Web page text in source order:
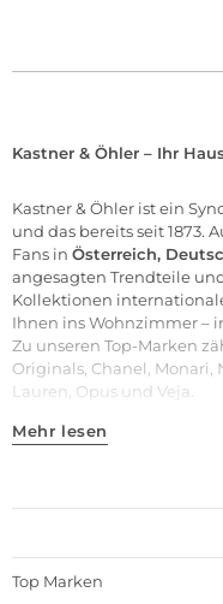
Kastner & Öhler – Ihr
Kastner & Öhler ist ein
und das bereits seit 1873.
Fans in Österreich,
angesagten Trendteile
Kollektionen
Ihnen ins Wohnzimmer –
Zu unseren Top-Marken
Originals, Chanel, Monari,
Lauren, Opus und Veja.
Mehr lesen
Top Marken